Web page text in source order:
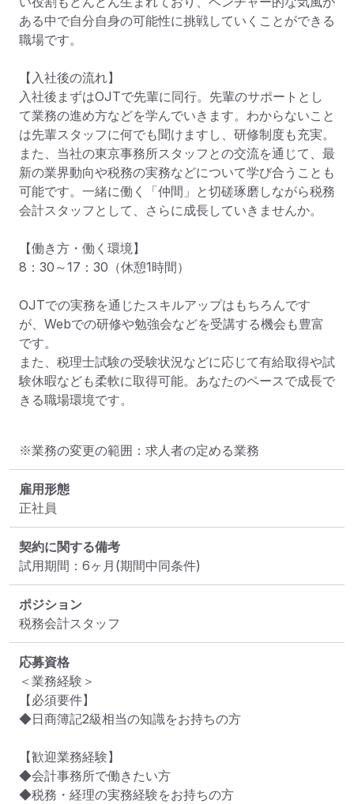
ある中で自分自身の可能性に挑戦していくことができる
職場です。
【入社後の流れ】
入社後まずはOJTで先輩に同行。先輩のサポートとし
て業務の進め方などを学んでいきます。わからないこと
は先輩スタッフに何でも聞けますし、研修制度も充実。
また、当社の東京事務所スタッフとの交流を通じて、最
新の業界動向や税務の実務などについて学び合うことも
可能です。一緒に働く「仲間」と切磋琢磨しながら税務
会計スタッフとして、さらに成長していきませんか。
【働き方・働く環境】
8：30～17：30（休憩1時間）
OJTでの実務を通じたスキルアップはもちろんです
が、Webでの研修や勉強会などを受講する機会も豊富
です。
また、税理士試験の受験状況などに応じて有給取得や試
験休暇なども柔軟に取得可能。あなたのペースで成長で
きる職場環境です。
※業務の変更の範囲：求人者の定める業務
雇用形態
正社員
契約に関する備考
試用期間：6ヶ月(期間中同条件)
ポジション
税務会計スタッフ
応募資格
＜業務経験＞
【必須要件】
◆日商簿記2級相当の知識をお持ちの方
【歓迎業務経験】
◆会計事務所で働きたい方
◆税務・経理の実務経験をお持ちの方